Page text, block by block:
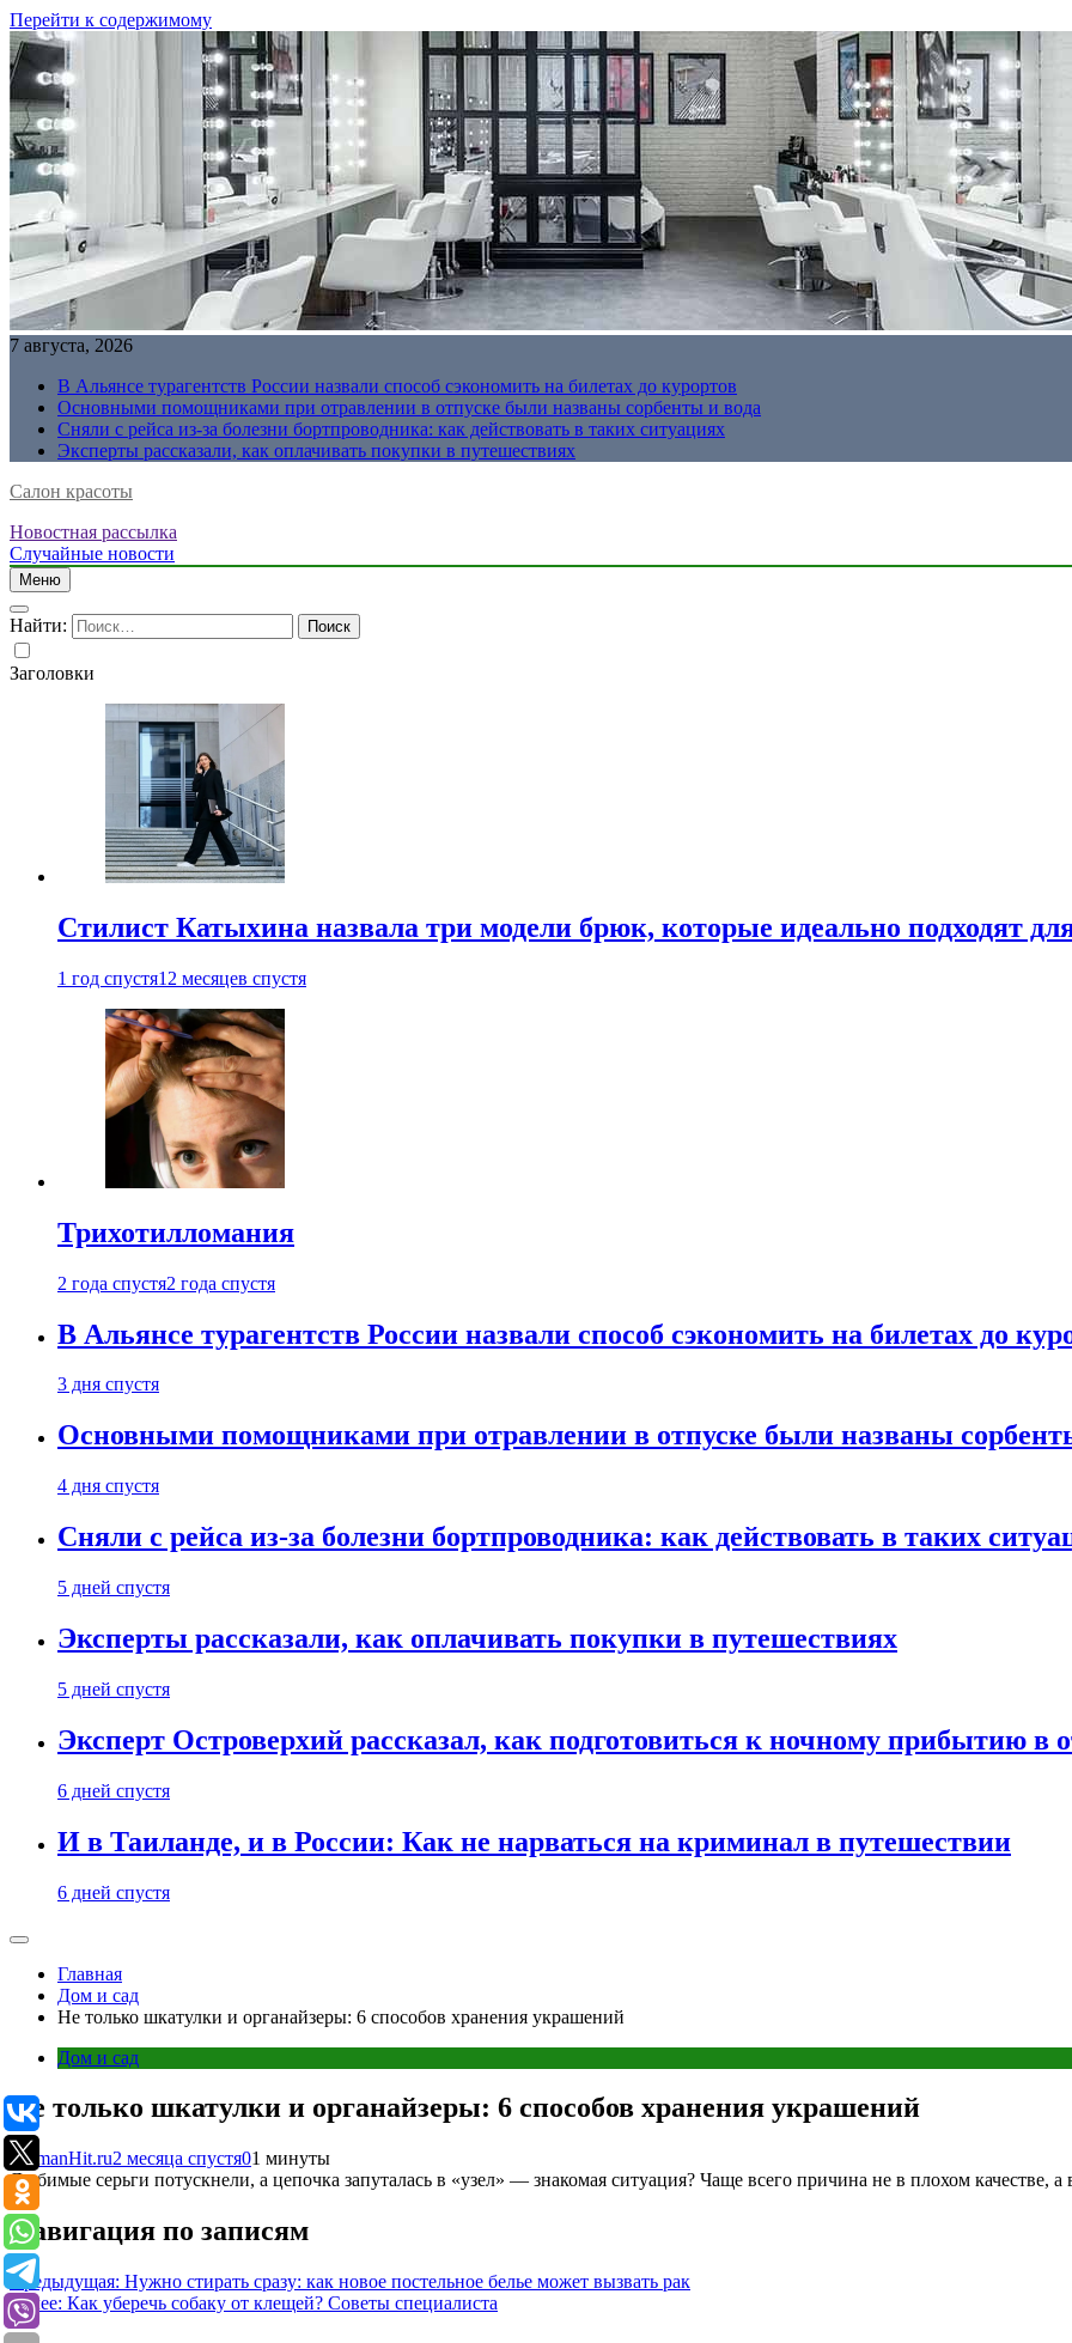
Перейти к содержимому
7 августа, 2026
В Альянсе турагентств России назвали способ сэкономить на билетах до курортов
Основными помощниками при отравлении в отпуске были названы сорбенты и вода
Сняли с рейса из-за болезни бортпроводника: как действовать в таких ситуациях
Эксперты рассказали, как оплачивать покупки в путешествиях
Салон красоты
Новостная рассылка
Случайные новости
Меню
Найти:
Заголовки
Стилист Катыхина назвала три модели брюк, которые идеально подходят
1 год спустя12 месяцев спустя
Трихотилломания
2 года спустя2 года спустя
В Альянсе турагентств России назвали способ сэкономить на билетах до
3 дня спустя
Основными помощниками при отравлении в отпуске были названы
4 дня спустя
Сняли с рейса из-за болезни бортпроводника: как действовать в таких
5 дней спустя
Эксперты рассказали, как оплачивать покупки в путешествиях
5 дней спустя
Эксперт Островерхий рассказал, как подготовиться к ночному прибытию в
6 дней спустя
И в Таиланде, и в России: Как не нарваться на криминал в путешествии
6 дней спустя
Главная
Дом и сад
Не только шкатулки и органайзеры: 6 способов хранения украшений
Дом и сад
Не только шкатулки и органайзеры: 6 способов хранения украшений
WomanHit.ru2 месяца спустя01 минуты
Любимые серьги потускнели, а цепочка запуталась в «узел» — знакомая ситуация? Чаще всего причина не в плохом качестве,
Навигация по записям
Предыдущая: Нужно стирать сразу: как новое постельное белье может вызвать рак
Далее: Как уберечь собаку от клещей? Советы специалиста